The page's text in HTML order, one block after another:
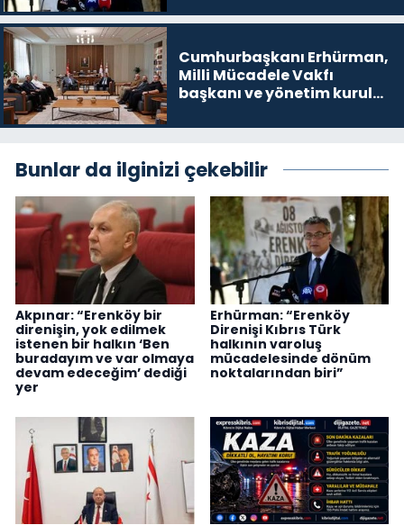
Cumhurbaşkanı Erhürman,
Milli Mücadele Vakfı
başkanı ve yönetim kurulu
Bunlar da ilginizi çekebilir
Akpınar: “Erenköy bir
direnişin, yok edilmek
istenen bir halkın ‘Ben
buradayım ve var olmaya
devam edeceğim’ dediği
yer
Erhürman: “Erenköy
Direnişi Kıbrıs Türk
halkının varoluş
mücadelesinde dönüm
noktalarından biri”